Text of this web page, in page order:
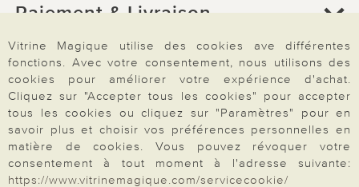
Paiement & Livraison
À propos de nous
Besoin d'aide?
Mentions légales|CGV|Données & liberté|Vie privée & cookies
Vitrine Magique utilise des cookies ave différentes
fonctions. Avec votre consentement, nous utilisons des
cookies pour améliorer votre expérience d'achat.
Cliquez sur "Accepter tous les cookies" pour accepter
tous les cookies ou cliquez sur "Paramètres" pour en
savoir plus et choisir vos préférences personnelles en
matière de cookies. Vous pouvez révoquer votre
consentement à tout moment à l'adresse suivante:
https://www.vitrinemagique.com/servicecookie/